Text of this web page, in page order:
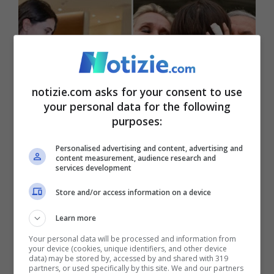
Chi ha interrogato Cecilia Sala a Evin (Ansa Foto) –
notizie.com
L’isolamento non è soltanto essere da
sola in una cella, ma anche costruire una
condizione psicologica per cui tu crolli. Ti
notizie.com asks for your consent to use
your personal data for the following
purposes:
Personalised advertising and content, advertising and
content measurement, audience research and
services development
Store and/or access information on a device
Learn more
Your personal data will be processed and information from
your device (cookies, unique identifiers, and other device
data) may be stored by, accessed by and shared with 319
partners, or used specifically by this site. We and our partners